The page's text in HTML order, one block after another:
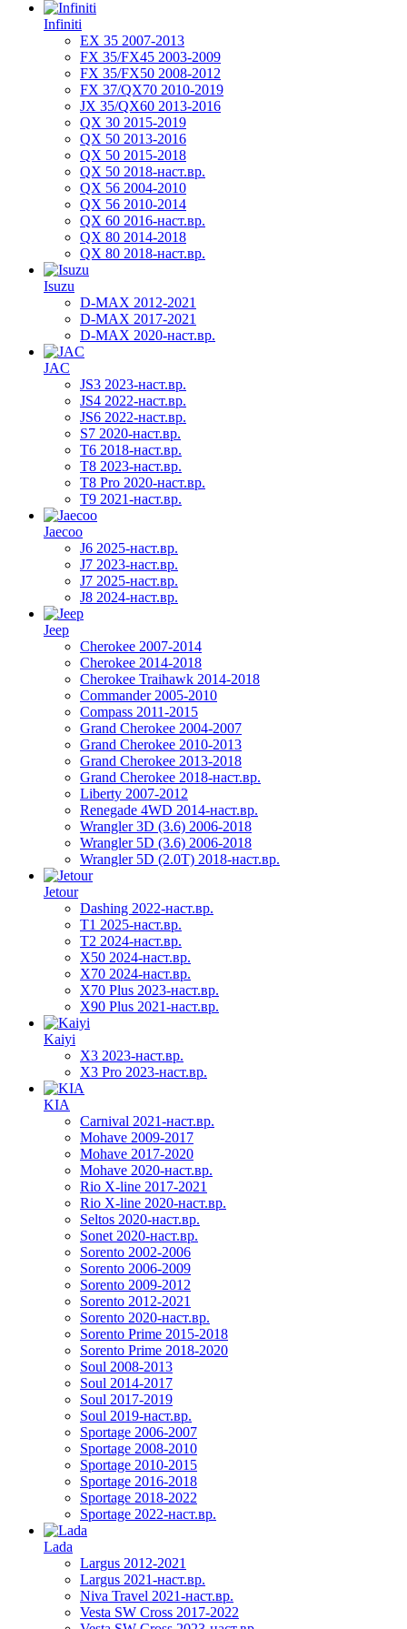
Infiniti
EX 35 2007-2013
FX 35/FX45 2003-2009
FX 35/FX50 2008-2012
FX 37/QX70 2010-2019
JX 35/QX60 2013-2016
QX 30 2015-2019
QX 50 2013-2016
QX 50 2015-2018
QX 50 2018-наст.вр.
QX 56 2004-2010
QX 56 2010-2014
QX 60 2016-наст.вр.
QX 80 2014-2018
QX 80 2018-наст.вр.
Isuzu
D-MAX 2012-2021
D-MAX 2017-2021
D-MAX 2020-наст.вр.
JAC
JS3 2023-наст.вр.
JS4 2022-наст.вр.
JS6 2022-наст.вр.
S7 2020-наст.вр.
T6 2018-наст.вр.
T8 2023-наст.вр.
T8 Pro 2020-наст.вр.
T9 2021-наст.вр.
Jaecoo
J6 2025-наст.вр.
J7 2023-наст.вр.
J7 2025-наст.вр.
J8 2024-наст.вр.
Jeep
Cherokee 2007-2014
Cherokee 2014-2018
Cherokee Traihawk 2014-2018
Commander 2005-2010
Compass 2011-2015
Grand Cherokee 2004-2007
Grand Cherokee 2010-2013
Grand Cherokee 2013-2018
Grand Cherokee 2018-наст.вр.
Liberty 2007-2012
Renegade 4WD 2014-наст.вр.
Wrangler 3D (3.6) 2006-2018
Wrangler 5D (3.6) 2006-2018
Wrangler 5D (2.0T) 2018-наст.вр.
Jetour
Dashing 2022-наст.вр.
T1 2025-наст.вр.
T2 2024-наст.вр.
X50 2024-наст.вр.
X70 2024-наст.вр.
X70 Plus 2023-наст.вр.
X90 Plus 2021-наст.вр.
Kaiyi
X3 2023-наст.вр.
X3 Pro 2023-наст.вр.
KIA
Carnival 2021-наст.вр.
Mohave 2009-2017
Mohave 2017-2020
Mohave 2020-наст.вр.
Rio X-line 2017-2021
Rio X-line 2020-наст.вр.
Seltos 2020-наст.вр.
Sonet 2020-наст.вр.
Sorento 2002-2006
Sorento 2006-2009
Sorento 2009-2012
Sorento 2012-2021
Sorento 2020-наст.вр.
Sorento Prime 2015-2018
Sorento Prime 2018-2020
Soul 2008-2013
Soul 2014-2017
Soul 2017-2019
Soul 2019-наст.вр.
Sportage 2006-2007
Sportage 2008-2010
Sportage 2010-2015
Sportage 2016-2018
Sportage 2018-2022
Sportage 2022-наст.вр.
Lada
Largus 2012-2021
Largus 2021-наст.вр.
Niva Travel 2021-наст.вр.
Vesta SW Cross 2017-2022